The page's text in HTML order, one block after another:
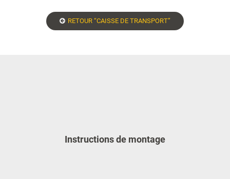
RETOUR “CAISSE DE TRANSPORT”
Instructions de montage